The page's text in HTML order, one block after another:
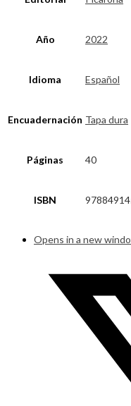
Año 2022
Idioma Español
Encuadernación Tapa dura
Páginas 40
ISBN
Opens in a new